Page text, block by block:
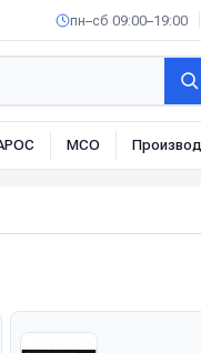
пн–сб 09:00–19:00
МСО